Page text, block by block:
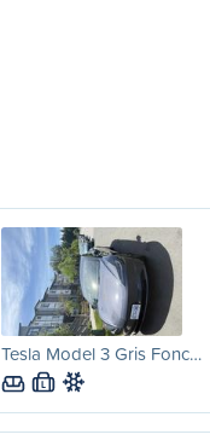
Tesla Model 3 Gris Fonc…
L